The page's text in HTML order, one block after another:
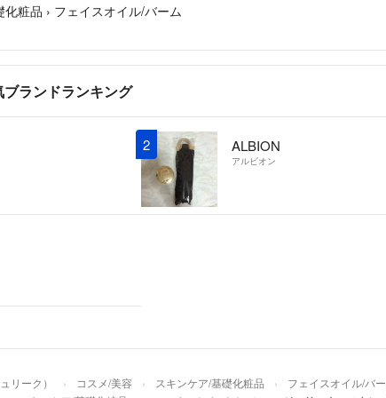
化粧品 › フェイスオイル/バーム
ランドランキング
2 ALBION
アルビオン
リーク） コスメ/美容 スキンケア/基礎化粧品 フェイスオイル/バ